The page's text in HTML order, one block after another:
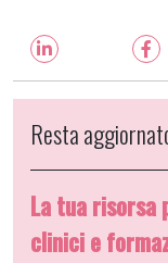
Resta
La tua risorsa
clinici e